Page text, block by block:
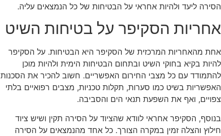
הסירה ליעד ולהיות אחראי על הבטיחות של כל הנמצאים עליה.
אחריות הסקיפר על בטיחות השיט
אחת מהאחריות המרכזית של הסקיפר היא הבטיחות. על הסקיפר
להיות בקיא בחוקי השיט ובתחום הבטיחות הימית ולהיות מוכן
להתמודד עם כל מצבי החירום האפשריים. חשוב להכיר את הסכנות
האפשריות בשיט כמו סערות, תקלות טכניות, מצבים רפואיים בלתי
צפויים, ואף את השפעת תנאי הים והסביבה.
בנוסף, הסקיפר אחראי לוודא שהציוד על הסירה תקין ושיש ציוד
חילוץ והצלה זמין במקרה הצורך. כל אחד מהנמצאים על הסירה